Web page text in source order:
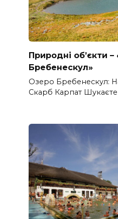
Природні об’єкти –
Бребенескул»
Озеро Бребенескул:
Скарб Карпат Шукаєте